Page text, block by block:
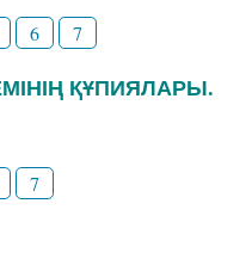
6 7
ҚҰПИЯЛАРЫ.
7